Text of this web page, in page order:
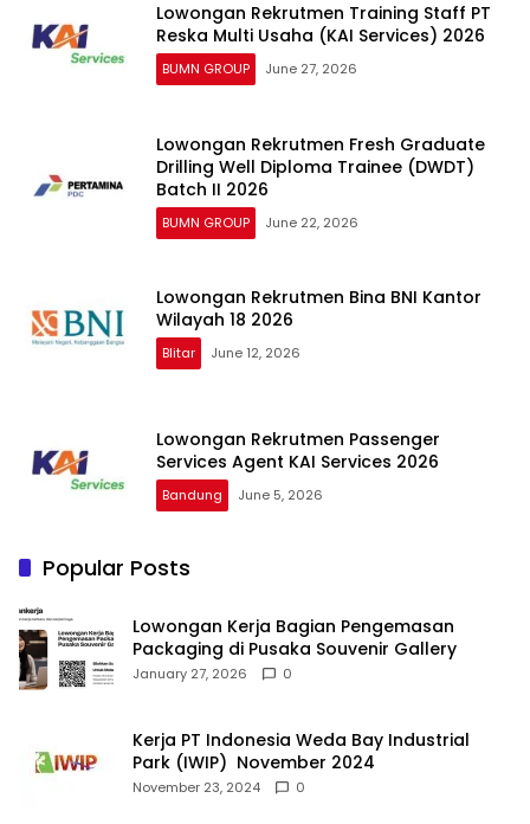
Lowongan Rekrutmen Training Staff PT
Reska Multi Usaha (KAI Services) 2026
BUMN GROUP June 27, 2026
Lowongan Rekrutmen Fresh Graduate
Drilling Well Diploma Trainee (DWDT)
Batch II 2026
BUMN GROUP June 22, 2026
Lowongan Rekrutmen Bina BNI Kantor
Wilayah 18 2026
Blitar June 12, 2026
Lowongan Rekrutmen Passenger
Services Agent KAI Services 2026
Bandung June 5, 2026
Popular Posts
Lowongan Kerja Bagian Pengemasan
Packaging di Pusaka Souvenir Gallery
January 27, 2026 0
Kerja PT Indonesia Weda Bay Industrial
Park (IWIP) November 2024
November 23, 2024 0